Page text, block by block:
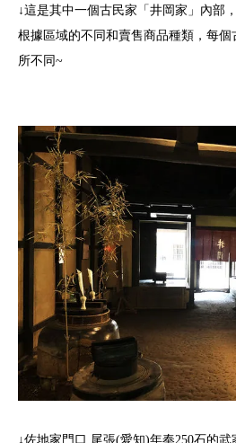
↓這是其中一個古民家「井岡家」內部
根據區域的不同和賣售商品種類，每
所不同~
↓佐地家門口 尾張(愛知)年奉250石的武